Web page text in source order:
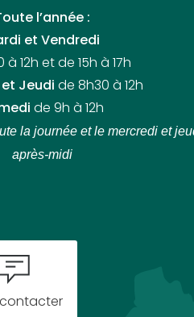
l’année :
et Vendredi
à 12h et de 15h à 17h
et Jeudi de 8h30 à 12h
de 9h à 12h
la journée et le mercredi et
après-midi
contacter